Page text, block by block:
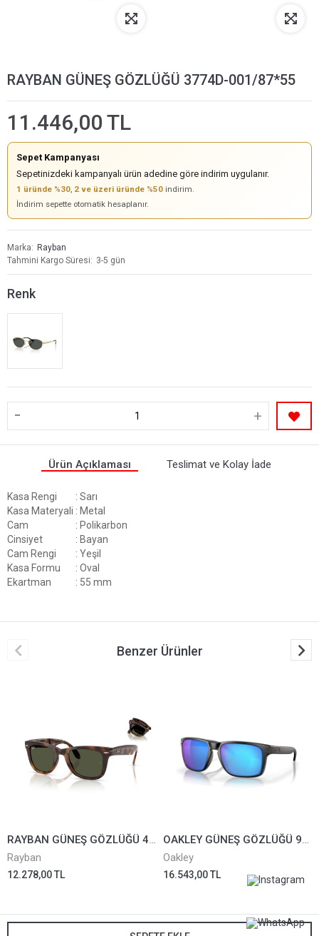
RAYBAN GÜNEŞ GÖZLÜĞÜ 3774D-001/87*55
11.446,00 TL
Sepet Kampanyası
Sepetinizdeki kampanyalı ürün adedine göre indirim uygulanır.
1 üründe %30, 2 ve üzeri üründe %50 indirim.
İndirim sepette otomatik hesaplanır.
Marka
Rayban
Tahmini Kargo Süresi
3-5 gün
Renk
- +
Ürün Açıklaması Teslimat ve Kolay İade
Kasa Rengi
: Sarı
Kasa Materyali : Metal
Cam
: Polikarbon
Cinsiyet
: Bayan
Cam Rengi
: Yeşil
Kasa Formu
: Oval
Ekartman
: 55 mm
Benzer Ürünler
RAYBAN GÜNEŞ GÖZLÜĞÜ 4105-710/31*50
Rayban
12.278,00 TL
OAKLEY GÜNEŞ GÖZLÜĞÜ 9417-21
Oakley
16.543,00 TL